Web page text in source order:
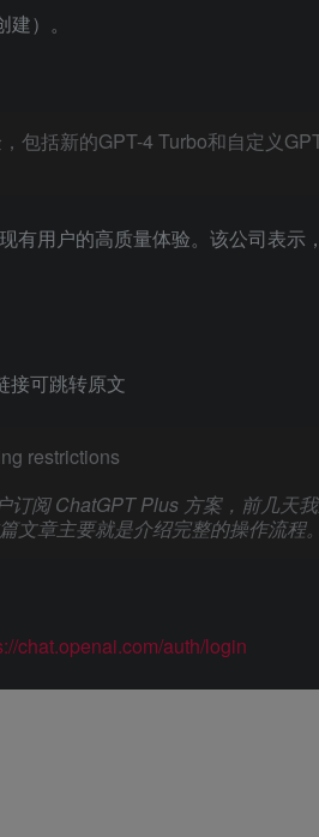
）。
包括新的GPT-4 Turbo和自定义
有用户的高质量体验。该公司表
接可跳转原文
restrictions
阅 ChatGPT Plus 方案，前几天
文章主要就是介绍完整的操作流程。
chat.openai.com/auth/login